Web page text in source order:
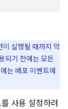
실행될 때까지 약
되기 전에는 모든
는 배포 이벤트에
사용 설정하려